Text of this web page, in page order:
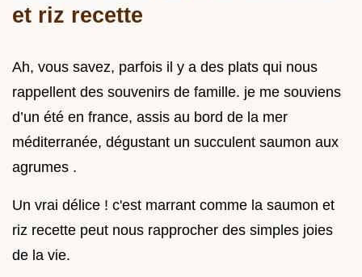
et riz recette
Ah, vous savez, parfois il y a des plats qui nous
rappellent des souvenirs de famille. je me souviens
d’un été en france, assis au bord de la mer
méditerranée, dégustant un succulent saumon aux
agrumes .
Un vrai délice ! c'est marrant comme la saumon et
riz recette peut nous rapprocher des simples joies
de la vie.